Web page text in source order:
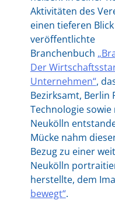
Aktivitäten des
einen tieferen
veröffentlichte
Branchenbuch
Der
Unternehmen“,
Bezirksamt,
Technologie
Neukölln
Mücke nahm
Bezug zu einer
Neukölln
herstellte, dem
bewegt“.